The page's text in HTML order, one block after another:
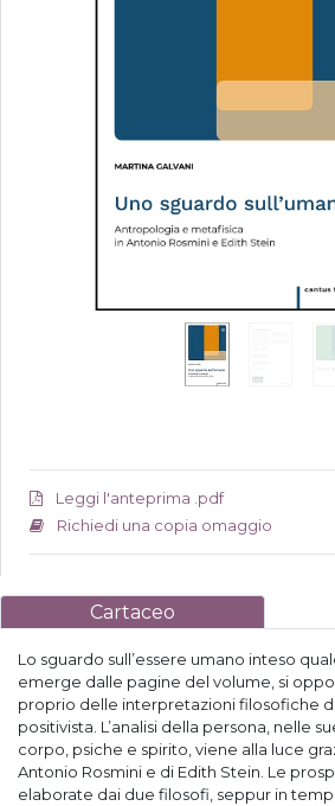
Leggi l'anteprima .pdf
Richiedi una copia omaggio
Cartaceo
Lo sguardo sull’essere umano inteso
emerge dalle pagine del volume, si
proprio delle interpretazioni filosofiche
positivista. L’analisi della persona, nelle
corpo, psiche e spirito, viene alla luce
Antonio Rosmini e di Edith Stein. Le
elaborate dai due filosofi, seppur in